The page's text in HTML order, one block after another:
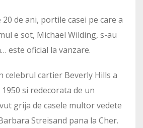
de ani, portile casei pe care a
e sot, Michael Wilding, s-au
este oficial la vanzare.
celebrul cartier Beverly Hills a
si redecorata de un
grija de casele multor vedete
Streisand pana la Cher.